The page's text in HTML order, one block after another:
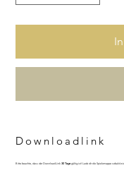
Downloadlink
Bitte beachte, dass der Download-Link30 Tage gültig ist! Lade dir die Spielemappe sobald